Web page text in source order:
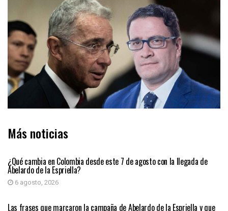
Más noticias
¿Qué cambia en Colombia desde este 7 de agosto con la llegada de
Abelardo de la Espriella?
6 agosto, 2026
PRIMER PLANO
Las frases que marcaron la campaña de Abelardo de la Espriella y que